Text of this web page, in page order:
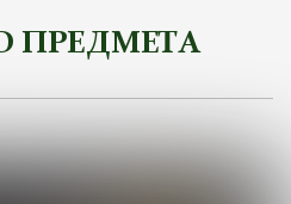
ПРЕДМЕТА